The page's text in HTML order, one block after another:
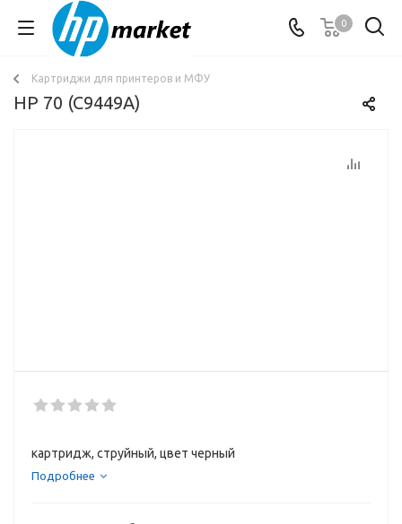
0
Картриджи для принтеров и МФУ
HP 70 (C9449A)
картридж, струйный, цвет черный
Подробнее